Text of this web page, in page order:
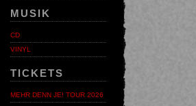
MUSIK
CD
VINYL
TICKETS
MEHR DENN JE! TOUR 2026